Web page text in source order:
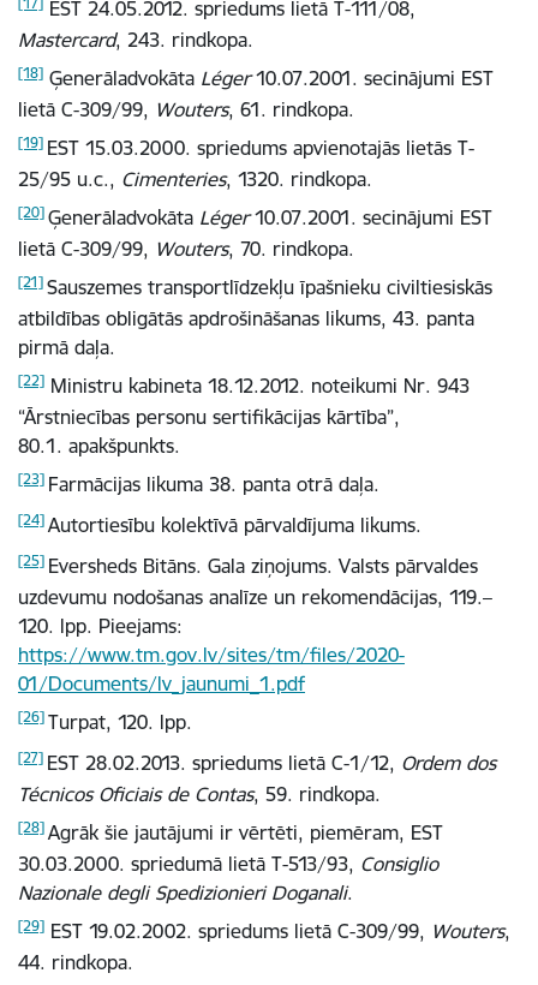
EST 24.05.2012. spriedums lietā T-111/08,
Mastercard, 243. rindkopa.
[18] Ģenerāladvokāta Léger10.07.2001. secinājumi EST
lietā C-309/99, Wouters, 61. rindkopa.
[19] EST 15.03.2000. spriedums apvienotajās lietās T-
25/95 u.c., Cimenteries, 1320. rindkopa.
[20] Ģenerāladvokāta Léger10.07.2001. secinājumi EST
lietā C-309/99, Wouters, 70. rindkopa.
[21] Sauszemes transportlīdzekļu īpašnieku civiltiesiskās
atbildības obligātās apdrošināšanas likums, 43. panta
pirmā daļa.
[22] Ministru kabineta 18.12.2012. noteikumi Nr. 943
“Ārstniecības personu sertifikācijas kārtība”,
80.1. apakšpunkts.
[23] Farmācijas likuma 38. panta otrā daļa.
[24] Autortiesību kolektīvā pārvaldījuma likums.
[25] Eversheds Bitāns. Gala ziņojums. Valsts pārvaldes
uzdevumu nodošanas analīze un rekomendācijas, 119.–
120. lpp. Pieejams:
https://www.tm.gov.lv/sites/tm/files/2020-
01/Documents/lv_jaunumi_1.pdf
[26] Turpat, 120. lpp.
[27] EST 28.02.2013. spriedums lietā C-1/12, Ordem dos
Técnicos Oficiais de Contas, 59. rindkopa.
[28] Agrāk šie jautājumi ir vērtēti, piemēram, EST
30.03.2000. spriedumā lietā T-513/93, Consiglio
Nazionale degli Spedizionieri Doganali.
[29] EST 19.02.2002. spriedums lietā C-309/99, Wouters,
44. rindkopa.